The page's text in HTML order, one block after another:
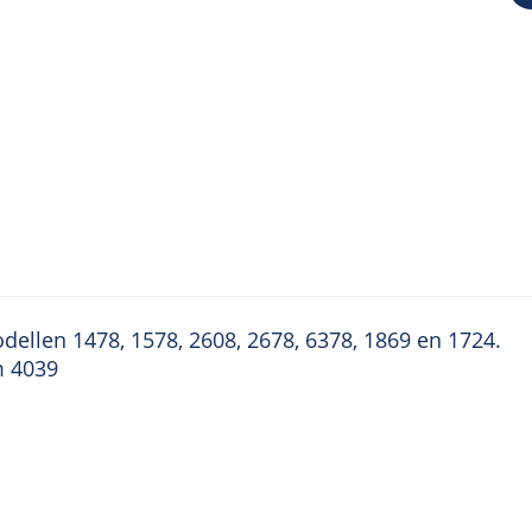
1478, 1578, 2608, 2678, 6378, 1869 en 1724.
4039